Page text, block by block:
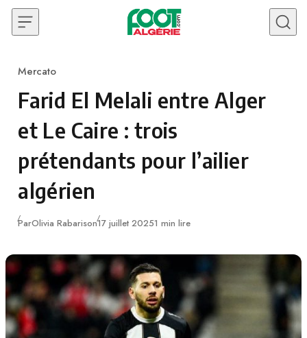
Skip to content
Category
Mercato
Farid El Melali entre Alger
et Le Caire : trois
prétendants pour l’ailier
algérien
ParOlivia RabarisonPublié
17 juillet 20251 min lire